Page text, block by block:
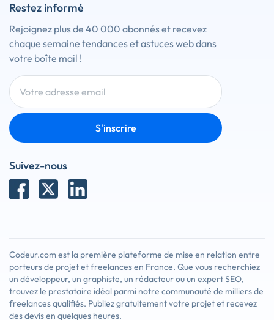
Restez informé
Rejoignez plus de 40 000 abonnés et recevez
chaque semaine tendances et astuces web dans
votre boîte mail !
S'inscrire
Suivez-nous
Codeur.com est la première plateforme de mise en relation entre
porteurs de projet et freelances en France. Que vous recherchiez
un développeur, un graphiste, un rédacteur ou un expert SEO,
trouvez le prestataire idéal parmi notre communauté de milliers de
freelances qualifiés. Publiez gratuitement votre projet et recevez
des devis en quelques heures.